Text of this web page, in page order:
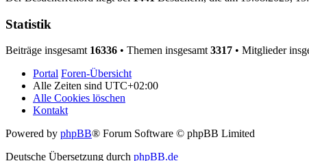
Statistik
Beiträge insgesamt 16336 • Themen insgesamt 3317 • Mitglieder
Portal Foren-Übersicht
Alle Zeiten sind UTC+02:00
Alle Cookies löschen
Kontakt
Powered by phpBB® Forum Software © phpBB Limited
Deutsche Übersetzung durch phpBB.de